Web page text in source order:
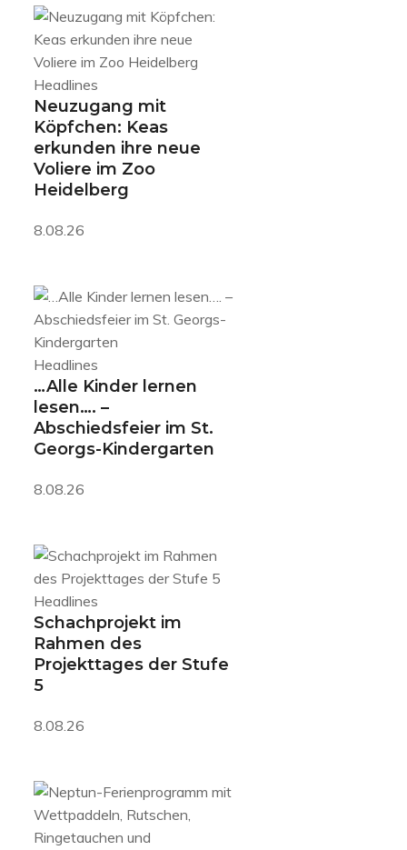
Headlines
Neuzugang mit
Köpfchen: Keas
erkunden ihre neue
Voliere im Zoo
Heidelberg
8.08.26
Headlines
…Alle Kinder lernen
lesen…. –
Abschiedsfeier im St.
Georgs-Kindergarten
8.08.26
Headlines
Schachprojekt im
Rahmen des
Projekttages der Stufe
5
8.08.26